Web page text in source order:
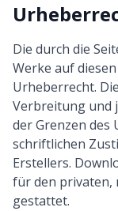
Die durch die
Werke auf
Urheberrecht.
Verbreitung und
der Grenzen
schriftlichen
Erstellers.
für den privaten,
gestattet.